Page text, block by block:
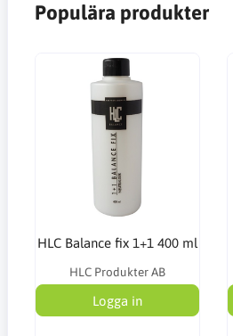
Populära produkter
HLC Balance fix 1+1 400 ml
HLC Produkter AB
Logga in